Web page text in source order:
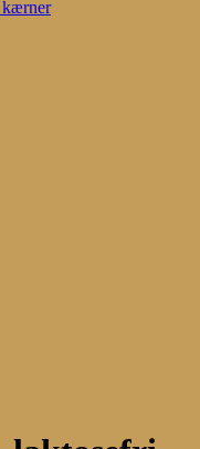
kærner